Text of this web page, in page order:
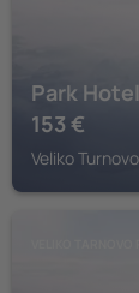
Park
153 €
Veliko
VELIKO TARNOVO